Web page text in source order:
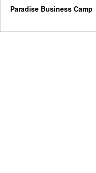
Paradise Business Camp